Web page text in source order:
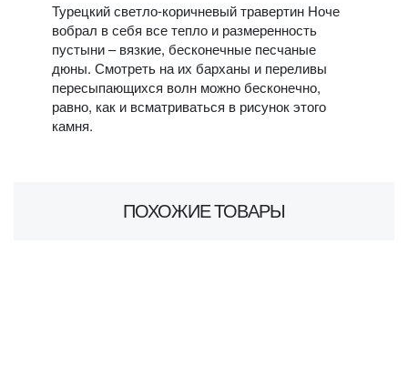
Турецкий светло-коричневый травертин Ноче
вобрал в себя все тепло и размеренность
пустыни – вязкие, бесконечные песчаные
дюны. Смотреть на их барханы и переливы
пересыпающихся волн можно бесконечно,
равно, как и всматриваться в рисунок этого
камня.
ПОХОЖИЕ ТОВАРЫ